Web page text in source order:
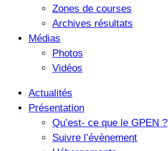
Zones de courses
Archives résultats
Médias
Photos
Vidéos
Actualités
Présentation
Qu’est- ce que le GPEN ?
Suivre l’évènement